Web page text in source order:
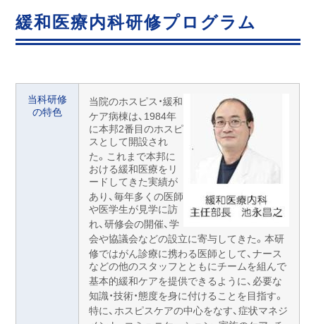
緩和医療内科研修プログラム
当科研修
の特色
当院のホスピス・緩和
ケア病棟は、1984年
に本邦2番目のホスピ
スとして開設され
た。これまで本邦に
おける緩和医療をリ
ードしてきた実績が
あり、毎年多くの医師
や医学生が見学に訪
れ、研修会の開催、学
会や協議会などの設立に寄与してきた。本研
修ではがん診療に携わる医師として、ナース
などの他のスタッフとともにチームを組んで
基本的緩和ケアを提供できるように、必要な
知識・技術・態度を身に付けることを目指す。
特に、ホスピスケアの中心をなす、症状マネジ